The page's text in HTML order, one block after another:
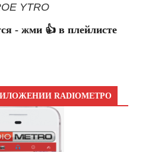
YTRO
- жми 👍 в плейлисте
RADIOМЕТРО